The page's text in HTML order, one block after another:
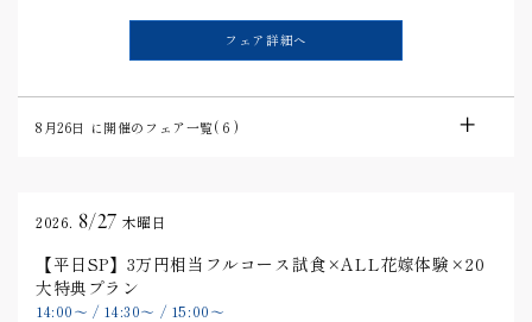
フェア詳細へ
8月26日 に開催のフェア一覧(6 )
2026. 8/27 木曜日
【平日SP】3万円相当フルコース試食×ALL花嫁体験×20
大特典プラン
14:00〜 / 14:30〜 / 15:00〜